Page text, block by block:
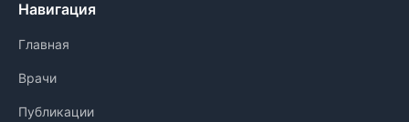
Навигация
Главная
Врачи
Публикации